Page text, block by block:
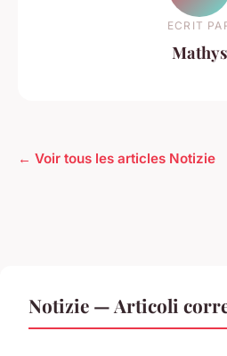
ECRIT
Mathys
← Voir tous les articles Notizie
Notizie — Articoli